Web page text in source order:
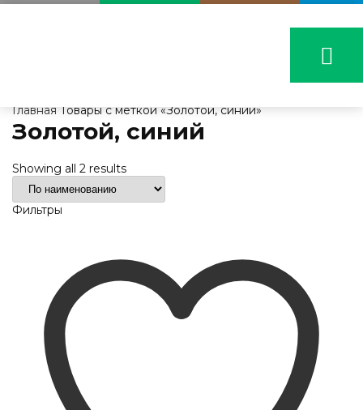
Главная Товары с меткой «Золотой, синий»
Золотой, синий
Showing all 2 results
Фильтры